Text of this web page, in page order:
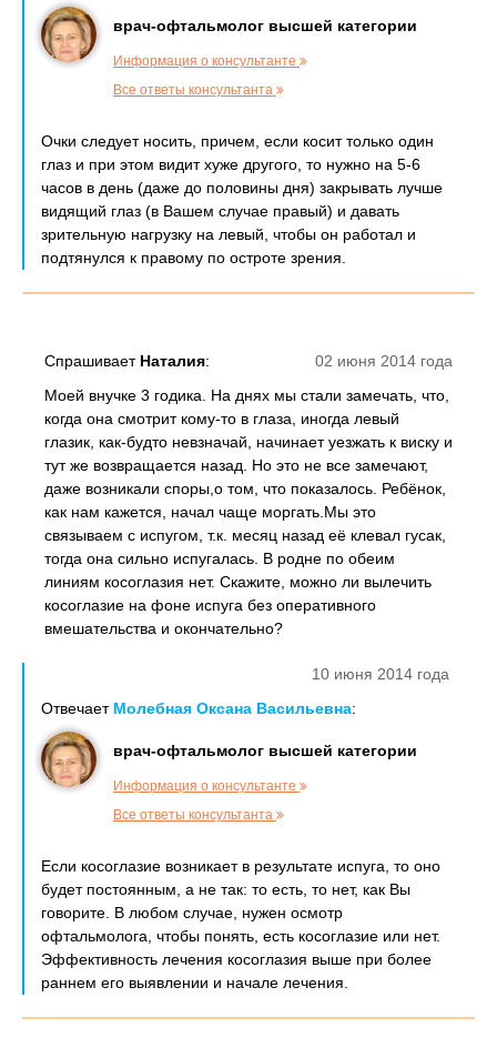
врач-офтальмолог высшей категории
Информация о консультанте
Все ответы консультанта
Очки следует носить, причем, если косит только один
глаз и при этом видит хуже другого, то нужно на 5-6
часов в день (даже до половины дня) закрывать лучше
видящий глаз (в Вашем случае правый) и давать
зрительную нагрузку на левый, чтобы он работал и
подтянулся к правому по остроте зрения.
02 июня 2014 года
Спрашивает Наталия:
Моей внучке 3 годика. На днях мы стали замечать, что,
когда она смотрит кому-то в глаза, иногда левый
глазик, как-будто невзначай, начинает уезжать к виску и
тут же возвращается назад. Но это не все замечают,
даже возникали споры,о том, что показалось. Ребёнок,
как нам кажется, начал чаще моргать.Мы это
связываем с испугом, т.к. месяц назад её клевал гусак,
тогда она сильно испугалась. В родне по обеим
линиям косоглазия нет. Скажите, можно ли вылечить
косоглазие на фоне испуга без оперативного
вмешательства и окончательно?
10 июня 2014 года
Отвечает Молебная Оксана Васильевна:
врач-офтальмолог высшей категории
Информация о консультанте
Все ответы консультанта
Если косоглазие возникает в результате испуга, то оно
будет постоянным, а не так: то есть, то нет, как Вы
говорите. В любом случае, нужен осмотр
офтальмолога, чтобы понять, есть косоглазие или нет.
Эффективность лечения косоглазия выше при более
раннем его выявлении и начале лечения.